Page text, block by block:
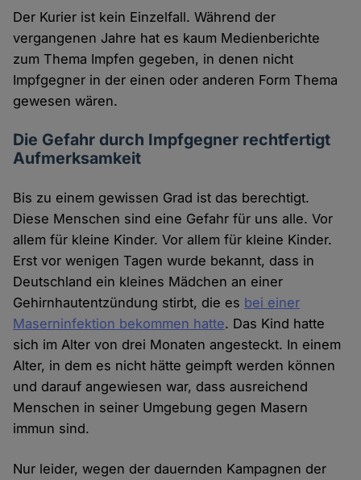
Der Kurier ist kein Einzelfall. Während der
vergangenen Jahre hat es kaum Medienberichte
zum Thema Impfen gegeben, in denen nicht
Impfgegner in der einen oder anderen Form Thema
gewesen wären.
Die Gefahr durch Impfgegner rechtfertigt
Aufmerksamkeit
Bis zu einem gewissen Grad ist das berechtigt.
Diese Menschen sind eine Gefahr für uns alle. Vor
allem für kleine Kinder. Vor allem für kleine Kinder.
Erst vor wenigen Tagen wurde bekannt, dass in
Deutschland ein kleines Mädchen an einer
Gehirnhautentzündung stirbt, die es bei einer
Maserninfektion bekommen hatte. Das Kind hatte
sich im Alter von drei Monaten angesteckt. In einem
Alter, in dem es nicht hätte geimpft werden können
und darauf angewiesen war, dass ausreichend
Menschen in seiner Umgebung gegen Masern
immun sind.
Nur leider, wegen der dauernden Kampagnen der